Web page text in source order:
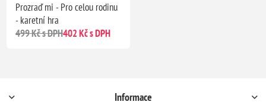
Prozraď mi - Pro celou rodinu
- karetní hra
499 Kč s DPH402 Kč s DPH
Informace